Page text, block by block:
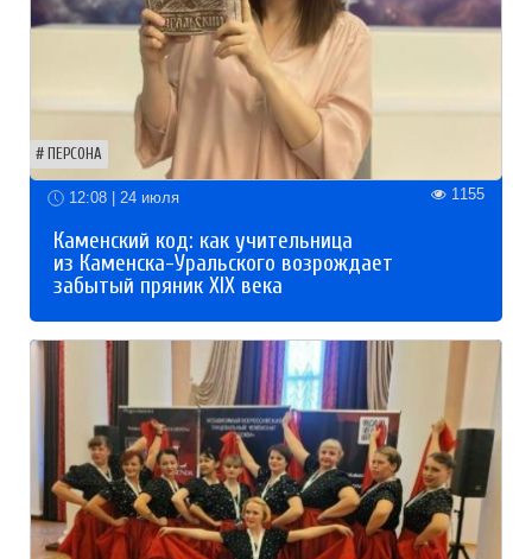
ПЕРСОНА
12:08 | 24 июля 1155
Каменский код: как учительница
из Каменска-Уральского возрождает
забытый пряник XIX века